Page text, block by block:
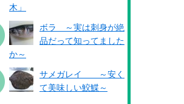
木」
ボラ ～実は刺身が絶
品だって知ってました
か～
サメガレイ ～安く
て美味しい鮫鰈～